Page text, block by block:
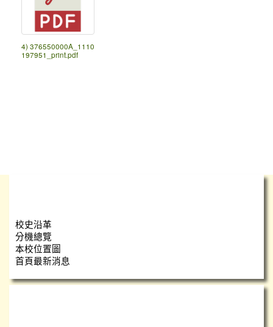
4) 376550000A_1110
197951_print.pdf
校史沿革
分機總覽
本校位置圖
首頁最新消息